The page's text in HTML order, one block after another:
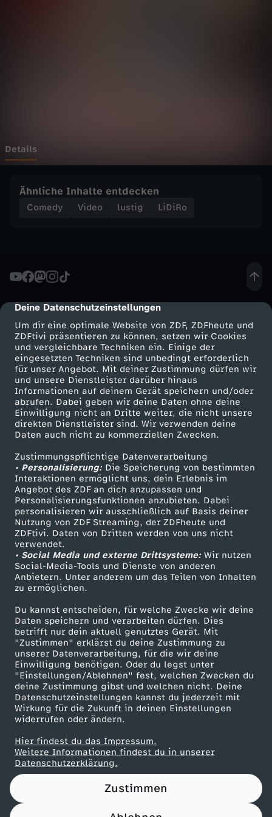
cmp-dialog-description
Deine Datenschutzeinstellungen
Um dir eine optimale Website von ZDF, ZDFheute und
ZDFtivi präsentieren zu können, setzen wir Cookies
und vergleichbare Techniken ein. Einige der
eingesetzten Techniken sind unbedingt erforderlich
für unser Angebot. Mit deiner Zustimmung dürfen wir
und unsere Dienstleister darüber hinaus
Informationen auf deinem Gerät speichern und/oder
abrufen. Dabei geben wir deine Daten ohne deine
Einwilligung nicht an Dritte weiter, die nicht unsere
direkten Dienstleister sind. Wir verwenden deine
Daten auch nicht zu kommerziellen Zwecken.
Zustimmungspflichtige Datenverarbeitung
• Personalisierung:Die Speicherung von bestimmten
Interaktionen ermöglicht uns, dein Erlebnis im
Angebot des ZDF an dich anzupassen und
Personalisierungsfunktionen anzubieten. Dabei
personalisieren wir ausschließlich auf Basis deiner
Nutzung von ZDF Streaming, der ZDFheute und
ZDFtivi. Daten von Dritten werden von uns nicht
verwendet.
• Social Media und externe Drittsysteme:Wir nutzen
Social-Media-Tools und Dienste von anderen
Anbietern. Unter anderem um das Teilen von Inhalten
zu ermöglichen.
Du kannst entscheiden, für welche Zwecke wir deine
Daten speichern und verarbeiten dürfen. Dies
betrifft nur dein aktuell genutztes Gerät. Mit
"Zustimmen" erklärst du deine Zustimmung zu
unserer Datenverarbeitung, für die wir deine
Einwilligung benötigen. Oder du legst unter
"Einstellungen/Ablehnen" fest, welchen Zwecken du
deine Zustimmung gibst und welchen nicht. Deine
Datenschutzeinstellungen kannst du jederzeit mit
Wirkung für die Zukunft in deinen Einstellungen
widerrufen oder ändern.
Hier findest du das Impressum.
Weitere Informationen findest du in unserer
Datenschutzerklärung.
Zustimmen
n
d
L
n
a
-
E
I
N
E
G
E
F
A
H
R
F
Ü
R
I
H
Details
Ähnliche Inhalte entdecken
Comedy Video lustig LiDiRo
Mehr ZDF
ZDF-Apps
Smart TV
ZDFtext
Livestreams
Sendungen A-Z
TV-Programm
Service
ZDFmitreden
Kontakt zum ZDF
Tickets
Zuschauerservice
Hilfe
ZDF Unternehmen
Karriere
ZDF goes Schule
Werbefernsehen
Mainzelmännchen
Partner